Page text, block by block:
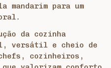
para um
da cozinha
versátil e cheio de
cozinheiros,